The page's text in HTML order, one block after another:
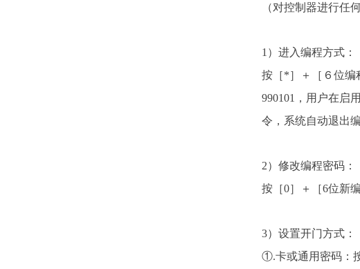
（对控制器进行任
1）进入编程方式：
按［*］＋［６位编
990101，用户在启
令，系统自动退出
2）修改编程密码：
按［0］＋［6位新
3）设置开门方式：
①.卡或通用密码：